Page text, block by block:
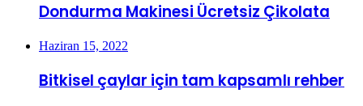
Dondurma Makinesi Ücretsiz Çikolata
Haziran 15, 2022
Bitkisel çaylar için tam kapsamlı rehber